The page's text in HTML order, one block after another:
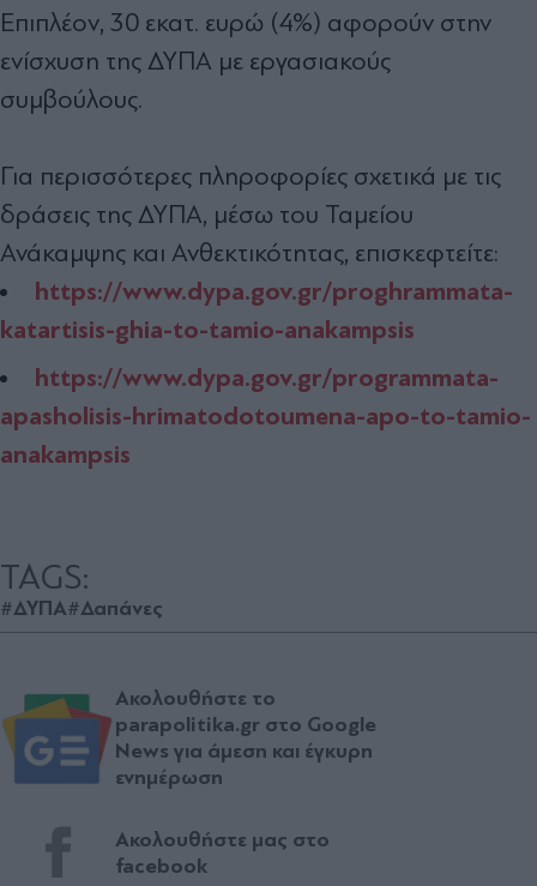
Επιπλέον, 30 εκατ. ευρώ (4%) αφορούν στην
ενίσχυση της ΔΥΠΑ με εργασιακούς
συμβούλους.
Για περισσότερες πληροφορίες σχετικά με τις
δράσεις της ΔΥΠΑ, μέσω του Ταμείου
Ανάκαμψης και Ανθεκτικότητας, επισκεφτείτε:
https://www.dypa.gov.gr/proghrammata-
katartisis-ghia-to-tamio-anakampsis
https://www.dypa.gov.gr/programmata-
apasholisis-hrimatodotoumena-apo-to-tamio-
anakampsis
TAGS:
#ΔΥΠΑ#Δαπάνες
Ακολουθήστε το
parapolitika.gr στο Google
News για άμεση και έγκυρη
ενημέρωση
Ακολουθήστε μας στο
facebook